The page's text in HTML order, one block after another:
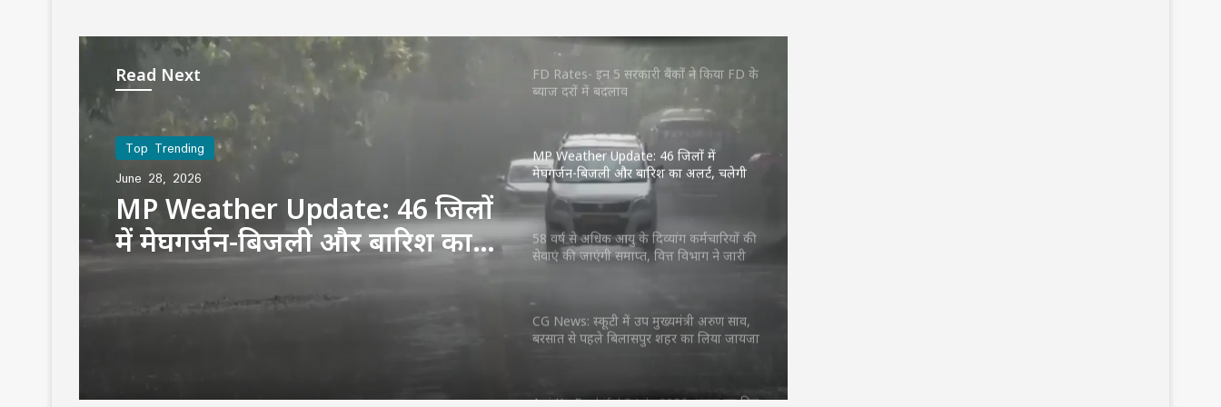
Read Next
Top Trending
June 28, 2026
MP Weather Update: 46 जिलों
में मेघगर्जन-बिजली और बारिश का
अलर्ट, चलेगी तेज हवा, पूरे हफ्ते
जारी रहेगा वर्षा का दौर
FD Rates- इन 5 सरकारी बैंकों ने किया FD के
ब्याज दरों में बदलाव
MP Weather Update: 46 जिलों में
मेघगर्जन-बिजली और बारिश का अलर्ट, चलेगी
तेज हवा, पूरे हफ्ते जारी रहेगा वर्षा का दौर
58 वर्ष से अधिक आयु के दिव्यांग कर्मचारियों की
सेवाएं की जाएंगी समाप्त, वित्त विभाग ने जारी
CG News: स्कूटी में उप मुख्यमंत्री अरुण साव,
बरसात से पहले बिलासपुर शहर का लिया जायजा
Aaj Ka Rashifal 3 July 2026: शुक्रवार का दिन